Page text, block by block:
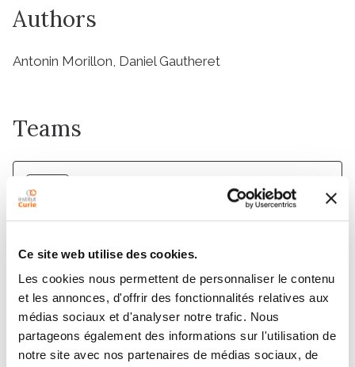
Ce site web utilise des cookies.
Les cookies nous permettent de personnaliser le contenu
et les annonces, d'offrir des fonctionnalités relatives aux
médias sociaux et d'analyser notre trafic. Nous
partageons également des informations sur l'utilisation de
notre site avec nos partenaires de médias sociaux, de
Authors
Antonin Morillon, Daniel Gautheret
Teams
Non-coding RNA, Epigenetics, and
Genomes Fluidity
ANTONIN MORILLON